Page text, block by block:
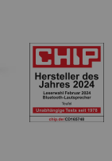
sind in der